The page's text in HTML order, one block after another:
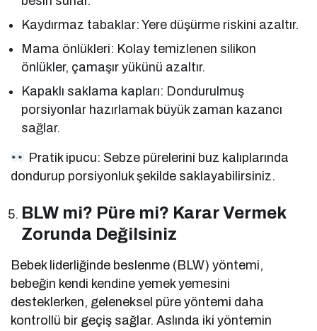
Kaydırmaz tabaklar: Yere düşürme riskini azaltır.
Mama önlükleri: Kolay temizlenen silikon
önlükler, çamaşır yükünü azaltır.
Kapaklı saklama kapları: Dondurulmuş
porsiyonlar hazırlamak büyük zaman kazancı
sağlar.
Pratik ipucu: Sebze pürelerini buz kalıplarında
dondurup porsiyonluk şekilde saklayabilirsiniz.
BLW mi? Püre mi? Karar Vermek
Zorunda Değilsiniz
Bebek liderliğinde beslenme (BLW) yöntemi,
bebeğin kendi kendine yemek yemesini
desteklerken, geleneksel püre yöntemi daha
kontrollü bir geçiş sağlar. Aslında iki yöntemin